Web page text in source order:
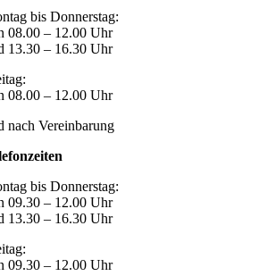
bis Donnerstag:
08.00 – 12.00 Uhr
13.30 – 16.30 Uhr
08.00 – 12.00 Uhr
nach Vereinbarung
bis Donnerstag:
09.30 – 12.00 Uhr
13.30 – 16.30 Uhr
09.30 – 12.00 Uhr